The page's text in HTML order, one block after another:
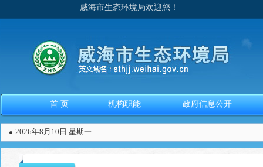
威海市生态环境局欢迎您！
首 页 机构职能 政府信息公开
2026年8月10日 星期一